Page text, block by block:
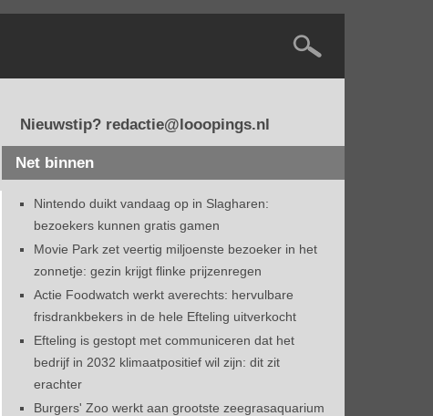
Nieuwstip? redactie@looopings.nl
Net binnen
Nintendo duikt vandaag op in Slagharen:
bezoekers kunnen gratis gamen
Movie Park zet veertig miljoenste bezoeker in het
zonnetje: gezin krijgt flinke prijzenregen
Actie Foodwatch werkt averechts: hervulbare
frisdrankbekers in de hele Efteling uitverkocht
Efteling is gestopt met communiceren dat het
bedrijf in 2032 klimaatpositief wil zijn: dit zit
erachter
Burgers' Zoo werkt aan grootste zeegrasaquarium